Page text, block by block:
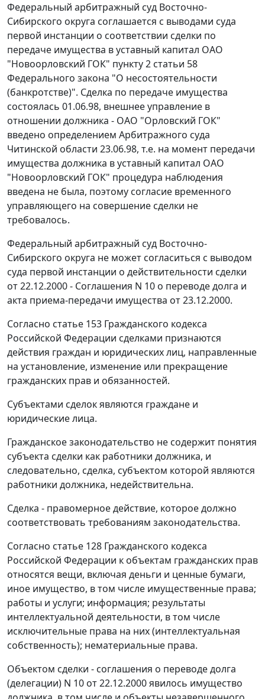
Федеральный арбитражный суд Восточно-
Сибирского округа соглашается с выводами суда
первой инстанции о соответствии сделки по
передаче имущества в уставный капитал ОАО
"Новоорловский ГОК" пункту 2 статьи 58
Федерального закона "О несостоятельности
(банкротстве)". Сделка по передаче имущества
состоялась 01.06.98, внешнее управление в
отношении должника - ОАО "Орловский ГОК"
введено определением Арбитражного суда
Читинской области 23.06.98, т.е. на момент передачи
имущества должника в уставный капитал ОАО
"Новоорловский ГОК" процедура наблюдения
введена не была, поэтому согласие временного
управляющего на совершение сделки не
требовалось.
Федеральный арбитражный суд Восточно-
Сибирского округа не может согласиться с выводом
суда первой инстанции о действительности сделки
от 22.12.2000 - Соглашения N 10 о переводе долга и
акта приема-передачи имущества от 23.12.2000.
Согласно статье 153 Гражданского кодекса
Российской Федерации сделками признаются
действия граждан и юридических лиц, направленные
на установление, изменение или прекращение
гражданских прав и обязанностей.
Субъектами сделок являются граждане и
юридические лица.
Гражданское законодательство не содержит понятия
субъекта сделки как работники должника, и
следовательно, сделка, субъектом которой являются
работники должника, недействительна.
Сделка - правомерное действие, которое должно
соответствовать требованиям законодательства.
Согласно статье 128 Гражданского кодекса
Российской Федерации к объектам гражданских прав
относятся вещи, включая деньги и ценные бумаги,
иное имущество, в том числе имущественные права;
работы и услуги; информация; результаты
интеллектуальной деятельности, в том числе
исключительные права на них (интеллектуальная
собственность); нематериальные права.
Объектом сделки - соглашения о переводе долга
(делегации) N 10 от 22.12.2000 явилось имущество